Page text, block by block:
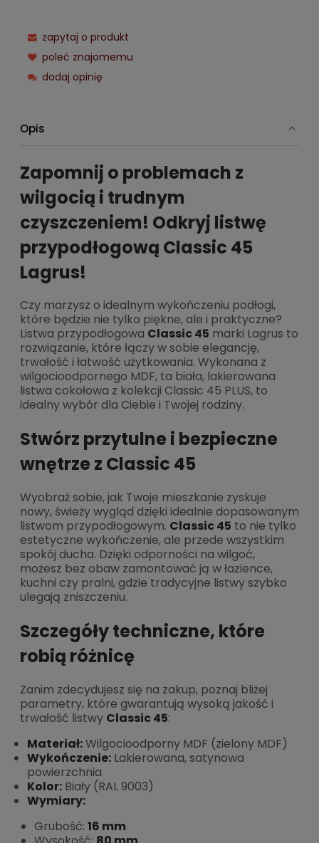
zapytaj o produkt
poleć znajomemu
dodaj opinię
Opis
Zapomnij o problemach z
wilgocią i trudnym
czyszczeniem! Odkryj listwę
przypodłogową Classic 45
Lagrus!
Czy marzysz o idealnym wykończeniu podłogi,
które będzie nie tylko piękne, ale i praktyczne?
Listwa przypodłogowa Classic 45 marki Lagrus to
rozwiązanie, które łączy w sobie elegancję,
trwałość i łatwość użytkowania. Wykonana z
wilgocioodpornego MDF, ta biała, lakierowana
listwa cokołowa z kolekcji Classic 45 PLUS, to
idealny wybór dla Ciebie i Twojej rodziny.
Stwórz przytulne i bezpieczne
wnętrze z Classic 45
Wyobraź sobie, jak Twoje mieszkanie zyskuje
nowy, świeży wygląd dzięki idealnie dopasowanym
listwom przypodłogowym. Classic 45 to nie tylko
estetyczne wykończenie, ale przede wszystkim
spokój ducha. Dzięki odporności na wilgoć,
możesz bez obaw zamontować ją w łazience,
kuchni czy pralni, gdzie tradycyjne listwy szybko
ulegają zniszczeniu.
Szczegóły techniczne, które
robią różnicę
Zanim zdecydujesz się na zakup, poznaj bliżej
parametry, które gwarantują wysoką jakość i
trwałość listwy Classic 45:
Materiał:Wilgocioodporny MDF (zielony MDF)
Wykończenie: Lakierowana, satynowa
powierzchnia
Kolor: Biały (RAL 9003)
Wymiary:
Grubość: 16 mm